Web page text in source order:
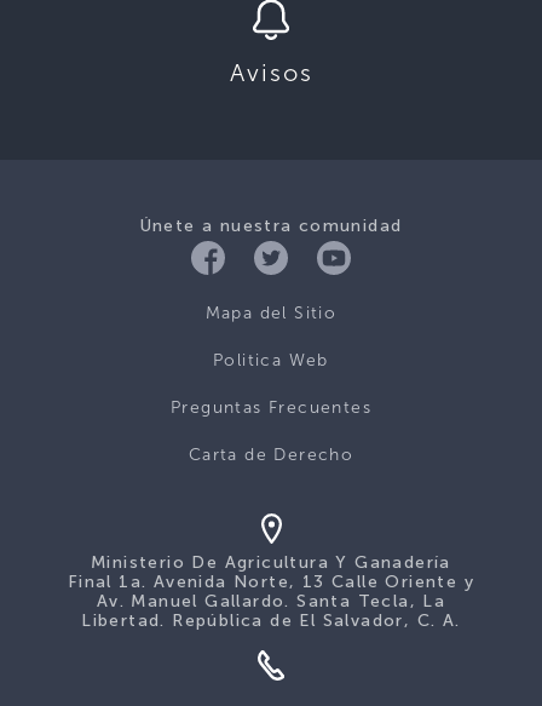
Avisos
Únete a nuestra comunidad
Mapa del Sitio
Politica Web
Preguntas Frecuentes
Carta de Derecho
Ministerio De Agricultura Y Ganadería
Final 1a. Avenida Norte, 13 Calle Oriente y
Av. Manuel Gallardo. Santa Tecla, La
Libertad. República de El Salvador, C. A.